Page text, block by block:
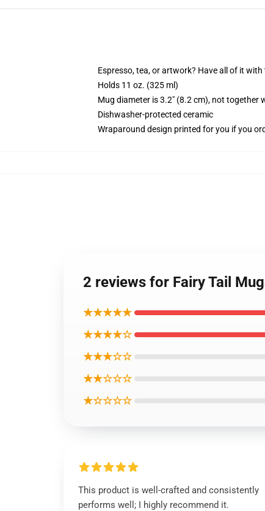
Espresso, tea, or artwork? Have all of it
Holds 11 oz. (325 ml)
Mug diameter is 3.2" (8.2 cm), not together
Dishwasher-protected ceramic
Wraparound design printed for you if you
2 reviews for Fairy Tail
★★★★★
★★★★☆
★★★☆☆
★★☆☆☆
★☆☆☆☆
This product is well-crafted and consistently
performs well; I highly recommend it.